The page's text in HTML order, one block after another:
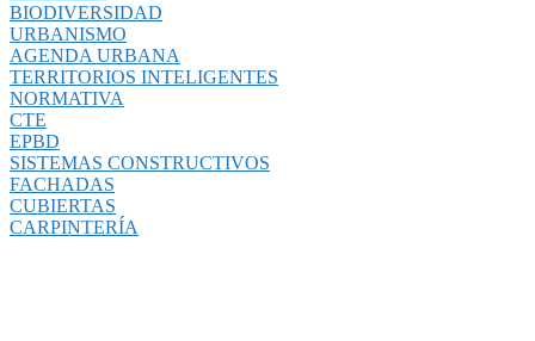
BIODIVERSIDAD
URBANISMO
AGENDA URBANA
TERRITORIOS INTELIGENTES
NORMATIVA
CTE
EPBD
SISTEMAS CONSTRUCTIVOS
FACHADAS
CUBIERTAS
CARPINTERÍA